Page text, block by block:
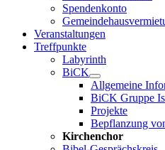
Spendenkonto
Veranstaltungen
Treffpunkte
Labyrinth
BiCK
Allgemeine
BiCK Gruppe
Projekte
Bepflanzung
Kirchenchor